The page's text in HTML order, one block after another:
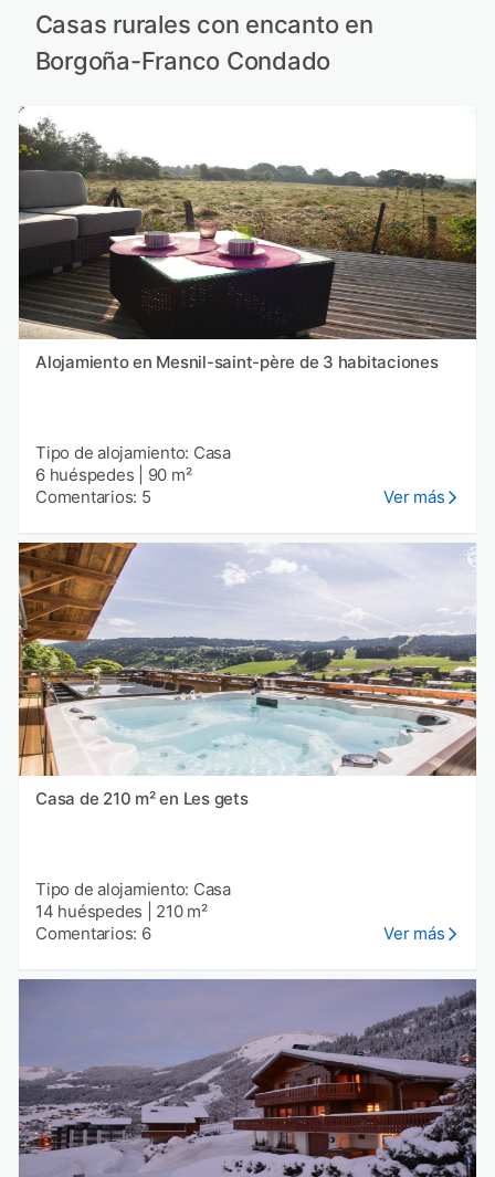
Casas rurales con encanto en
Borgoña-Franco Condado
Alojamiento en Mesnil-saint-père de 3 habitaciones
Tipo de alojamiento: Casa
6 huéspedes
90 m²
Comentarios: 5
Ver más
Casa de 210 m² en Les gets
Tipo de alojamiento: Casa
14 huéspedes
210 m²
Comentarios: 6
Ver más